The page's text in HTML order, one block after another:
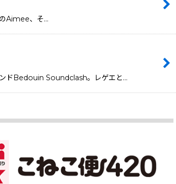
Aimee、そ…
ドBedouin Soundclash。レゲエと…